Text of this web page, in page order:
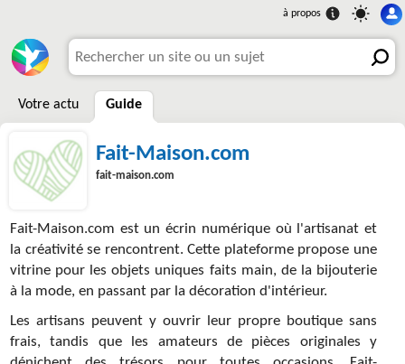
Votre actu Guide
Fait-Maison.com
fait-maison.com
Fait-Maison.com est un écrin numérique où l'artisanat et
la créativité se rencontrent. Cette plateforme propose une
vitrine pour les objets uniques faits main, de la bijouterie
à la mode, en passant par la décoration d'intérieur.
Les artisans peuvent y ouvrir leur propre boutique sans
frais, tandis que les amateurs de pièces originales y